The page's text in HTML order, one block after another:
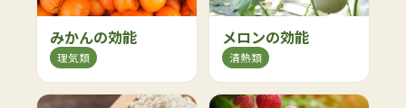
みかんの効能
理気類
メロンの効能
清熱類